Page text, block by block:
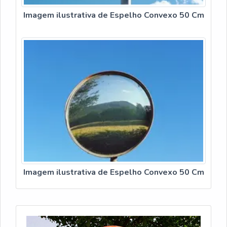
casos.
12%
Compra em volume: frete grátis e condições
comerciais melhores
Negocie desconto à vista e peça simulação de juros
em CET para entender impacto real no valor final.
Eu recomendo priorizar preço com garantia e escolher
pagamento que minimize juros; nossa decisão deve
equilibrar custo imediato e risco de substituição.
Eu aponto rotas práticas para comprar um espelho
convexo 50 cm, comparando frete, prazos de entrega
Imagem ilustrativa de Espelho Convexo 50 Cm
Imagem ilustrativa de Espelho Convexo 50 Cm